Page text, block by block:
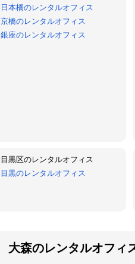
日本橋のレンタルオフィス
京橋のレンタルオフィス
銀座のレンタルオフィス
目黒区のレンタルオフィス
目黒のレンタルオフィス
大森のレンタルオフィ